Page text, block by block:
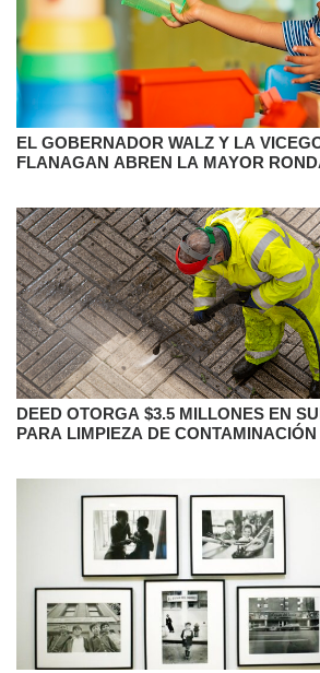
EL GOBERNADOR WALZ Y LA
FLANAGAN ABREN LA MAYOR
DEED OTORGA $3.5 MILLONES EN
PARA LIMPIEZA DE CONTAMINACIÓN